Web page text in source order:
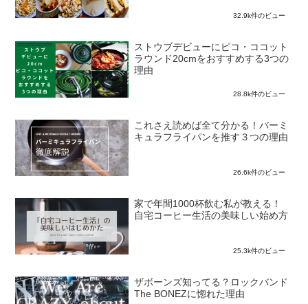
32.9k件のビュー
ストウブデビューにピコ・ココット
ラウンド20cmをおすすめする3つの
理由
28.8k件のビュー
これさえ読めば全て分かる！バーミ
キュラフライパンを推す３つの理由
26.6k件のビュー
家で年間1000杯飲む私が教える！
自宅コーヒー生活の美味しい始め方
25.3k件のビュー
ザボーンズ知ってる？ロックバンド
The BONEZに惚れた理由